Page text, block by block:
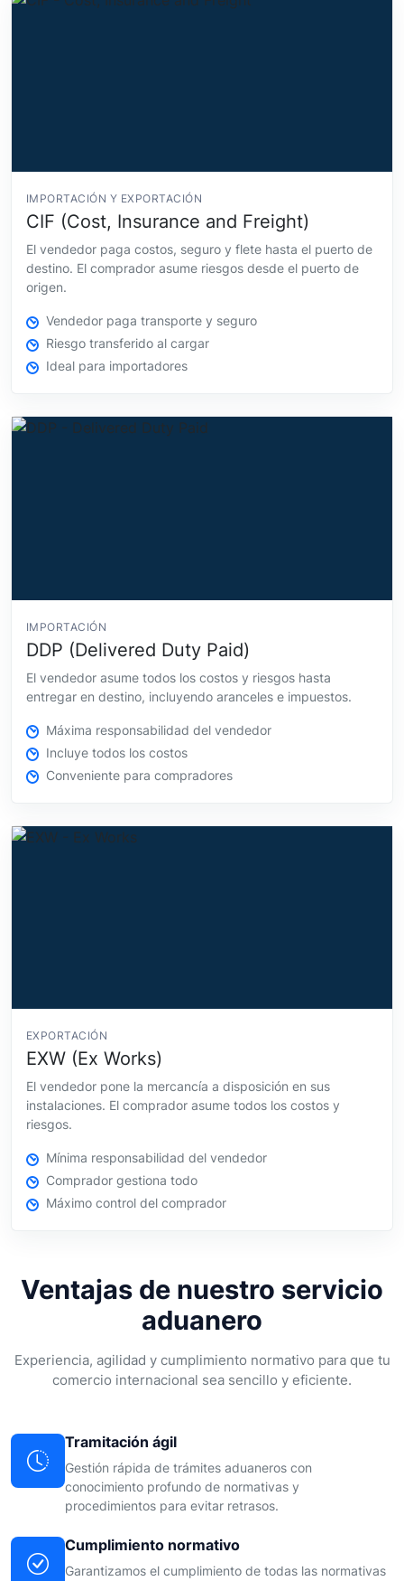
IMPORTACIÓN Y EXPORTACIÓN
CIF (Cost, Insurance and Freight)
El vendedor paga costos, seguro y flete hasta el puerto de
destino. El comprador asume riesgos desde el puerto de
origen.
Vendedor paga transporte y seguro
Riesgo transferido al cargar
Ideal para importadores
IMPORTACIÓN
DDP (Delivered Duty Paid)
El vendedor asume todos los costos y riesgos hasta
entregar en destino, incluyendo aranceles e impuestos.
Máxima responsabilidad del vendedor
Incluye todos los costos
Conveniente para compradores
EXPORTACIÓN
EXW (Ex Works)
El vendedor pone la mercancía a disposición en sus
instalaciones. El comprador asume todos los costos y
riesgos.
Mínima responsabilidad del vendedor
Comprador gestiona todo
Máximo control del comprador
Ventajas de nuestro servicio
aduanero
Experiencia, agilidad y cumplimiento normativo para que tu
comercio internacional sea sencillo y eficiente.
Tramitación ágil
Gestión rápida de trámites aduaneros con
conocimiento profundo de normativas y
procedimientos para evitar retrasos.
Cumplimiento normativo
Garantizamos el cumplimiento de todas las normativas